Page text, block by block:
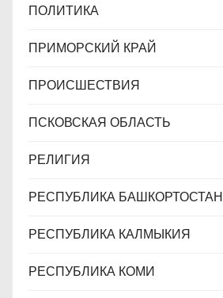
ПОЛИТИКА
ПРИМОРСКИЙ КРАЙ
ПРОИСШЕСТВИЯ
ПСКОВСКАЯ ОБЛАСТЬ
РЕЛИГИЯ
РЕСПУБЛИКА БАШКОРТОСТАН
РЕСПУБЛИКА КАЛМЫКИЯ
РЕСПУБЛИКА КОМИ